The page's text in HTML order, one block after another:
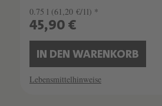
0.75 l (61,20 €/1l) *
45,90 €
IN DEN WARENKORB
Lebensmittelhinweise